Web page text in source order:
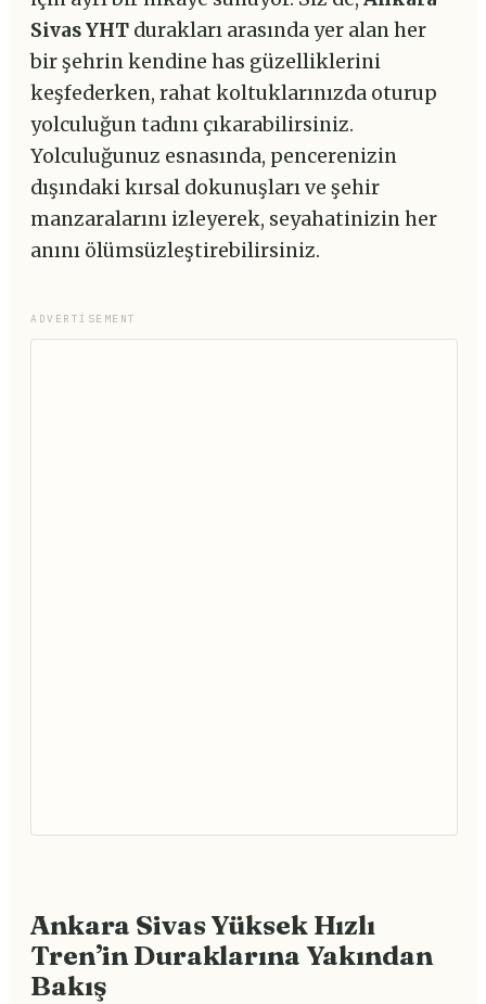
Sivas YHT durakları arasında yer alan her
bir şehrin kendine has güzelliklerini
keşfederken, rahat koltuklarınızda oturup
yolculuğun tadını çıkarabilirsiniz.
Yolculuğunuz esnasında, pencerenizin
dışındaki kırsal dokunuşları ve şehir
manzaralarını izleyerek, seyahatinizin her
anını ölümsüzleştirebilirsiniz.
ADVERTISEMENT
Ankara Sivas Yüksek Hızlı
Tren’in Duraklarına Yakından
Bakış